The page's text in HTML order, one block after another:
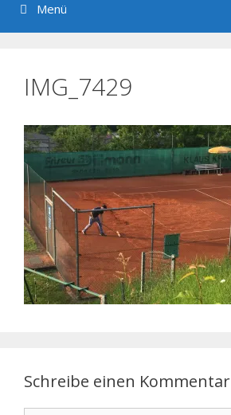
Menü
IMG_7429
Schreibe einen Kommentar